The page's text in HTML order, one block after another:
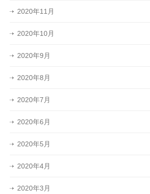
2020年11月
2020年10月
2020年9月
2020年8月
2020年7月
2020年6月
2020年5月
2020年4月
2020年3月